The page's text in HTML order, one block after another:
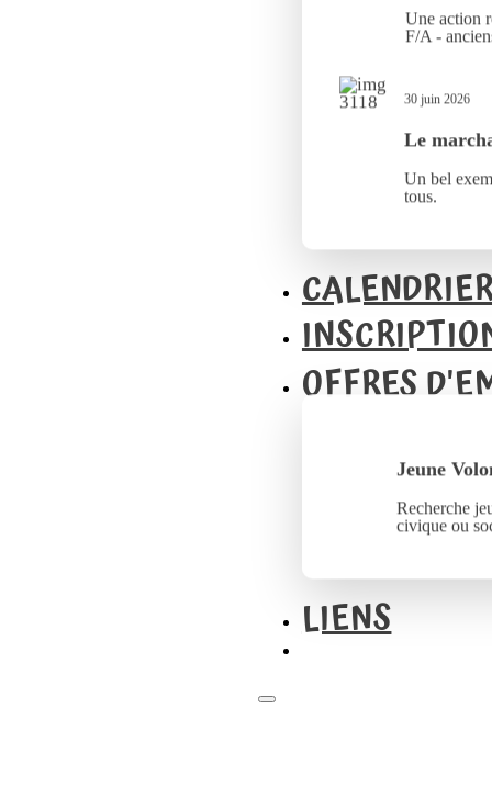
Une action
F/A -
30 juin 2026
Le
Un bel
tous.
OFFRES
Jeune
Recherche
civique ou
LIENS